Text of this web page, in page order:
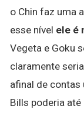
o Chin faz uma
esse nível ele é
Vegeta e Goku
claramente
afinal de contas
Bills poderia até